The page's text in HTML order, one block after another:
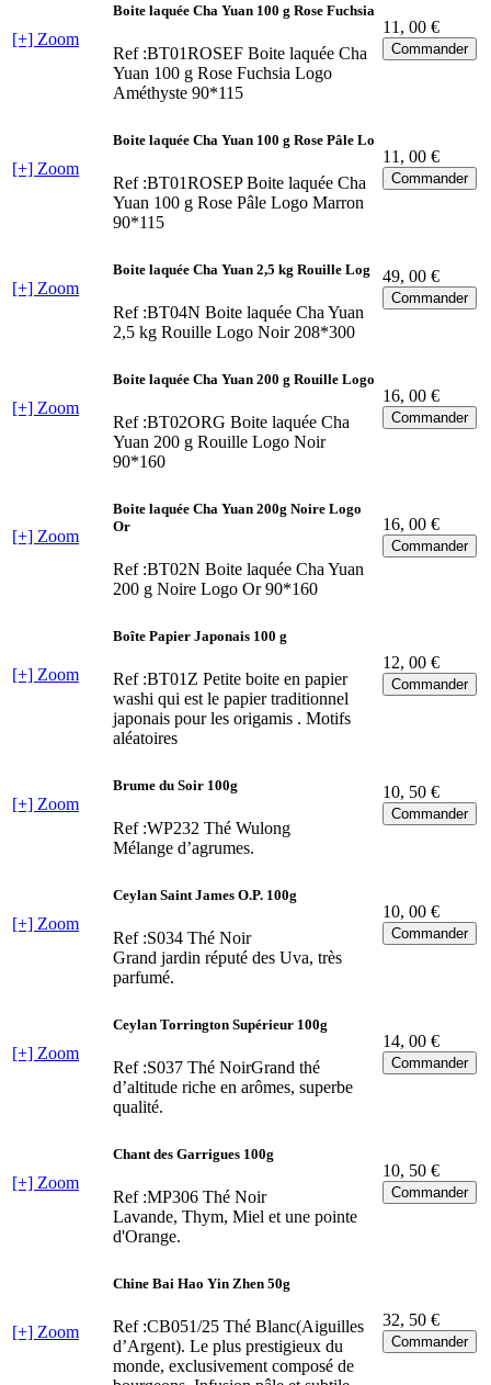
[+] Zoom
Boite laquée Cha Yuan 100 g Rose Fuchsia
Ref :BT01ROSEF Boite laquée Cha
Yuan 100 g Rose Fuchsia Logo
Améthyste 90*115
11, 00 €
[+] Zoom
Boite laquée Cha Yuan 100 g Rose Pâle Lo
Ref :BT01ROSEP Boite laquée Cha
Yuan 100 g Rose Pâle Logo Marron
90*115
11, 00 €
[+] Zoom
Boite laquée Cha Yuan 2,5 kg Rouille Log
Ref :BT04N Boite laquée Cha Yuan
2,5 kg Rouille Logo Noir 208*300
49, 00 €
[+] Zoom
Boite laquée Cha Yuan 200 g Rouille Logo
Ref :BT02ORG Boite laquée Cha
Yuan 200 g Rouille Logo Noir
90*160
16, 00 €
[+] Zoom
Boite laquée Cha Yuan 200g Noire Logo
Or
Ref :BT02N Boite laquée Cha Yuan
200 g Noire Logo Or 90*160
16, 00 €
[+] Zoom
Boîte Papier Japonais 100 g
Ref :BT01Z Petite boite en papier
washi qui est le papier traditionnel
japonais pour les origamis . Motifs
aléatoires
12, 00 €
[+] Zoom
Brume du Soir 100g
Ref :WP232 Thé Wulong
Mélange d’agrumes.
10, 50 €
[+] Zoom
Ceylan Saint James O.P. 100g
Ref :S034 Thé Noir
Grand jardin réputé des Uva, très
parfumé.
10, 00 €
[+] Zoom
Ceylan Torrington Supérieur 100g
Ref :S037 Thé NoirGrand thé
d’altitude riche en arômes, superbe
qualité.
14, 00 €
[+] Zoom
Chant des Garrigues 100g
Ref :MP306 Thé Noir
Lavande, Thym, Miel et une pointe
d'Orange.
10, 50 €
[+] Zoom
Chine Bai Hao Yin Zhen 50g
Ref :CB051/25 Thé Blanc(Aiguilles
d’Argent). Le plus prestigieux du
monde, exclusivement composé de
32, 50 €